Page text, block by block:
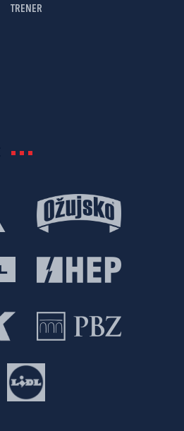
TRENER